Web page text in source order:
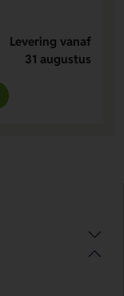
Levering vanaf
31 augustus